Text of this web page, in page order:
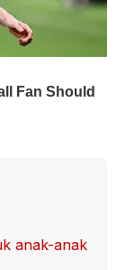
anak-anak